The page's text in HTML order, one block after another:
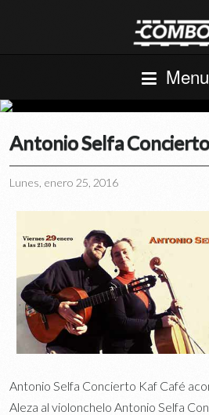
Menu
Antonio Selfa
Lunes, enero 25, 2016
Antonio Selfa Concierto Kaf Café
Aleza al violonchelo Antonio Selfa